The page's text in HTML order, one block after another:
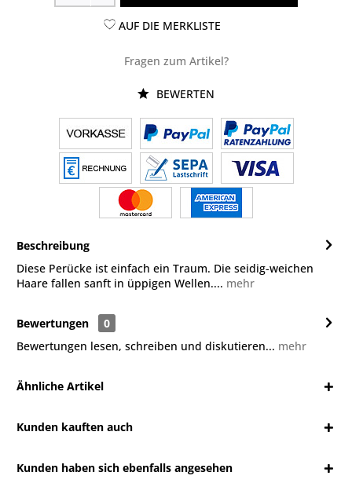
AUF DIE MERKLISTE
Fragen zum Artikel?
BEWERTEN
Beschreibung
Diese Perücke ist einfach ein Traum. Die seidig-weichen
Haare fallen sanft in üppigen Wellen.... mehr
Bewertungen
0
Bewertungen lesen, schreiben und diskutieren... mehr
Ähnliche Artikel
Kunden kauften auch
Kunden haben sich ebenfalls angesehen